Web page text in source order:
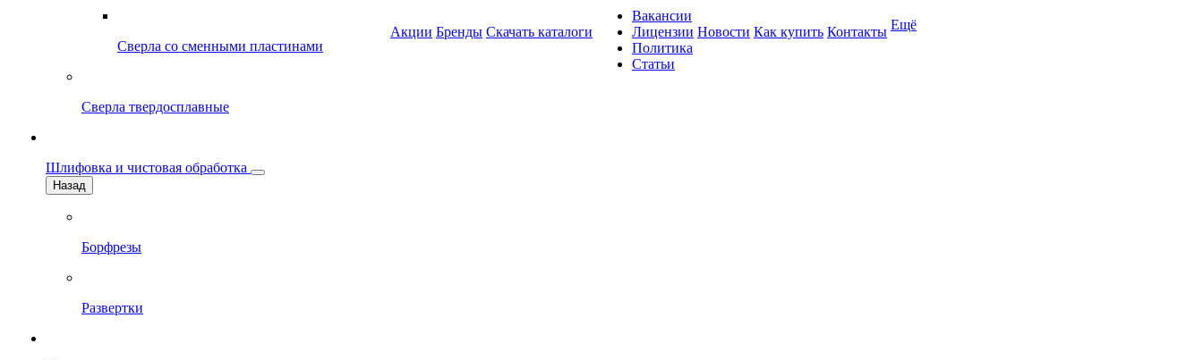
Сверла со сменными пластинами
Сверла твердосплавные
Шлифовка и чистовая обработка
Назад
Борфрезы
Развертки
Акции Бренды Скачать каталоги
Вакансии
Лицензии
Политика
Статьи
Новости Как купить Контакты Ещё